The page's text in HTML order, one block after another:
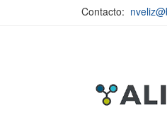
Contacto: